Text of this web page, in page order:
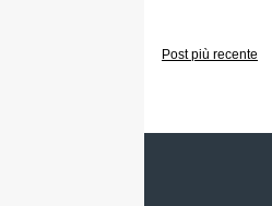
Post più recente